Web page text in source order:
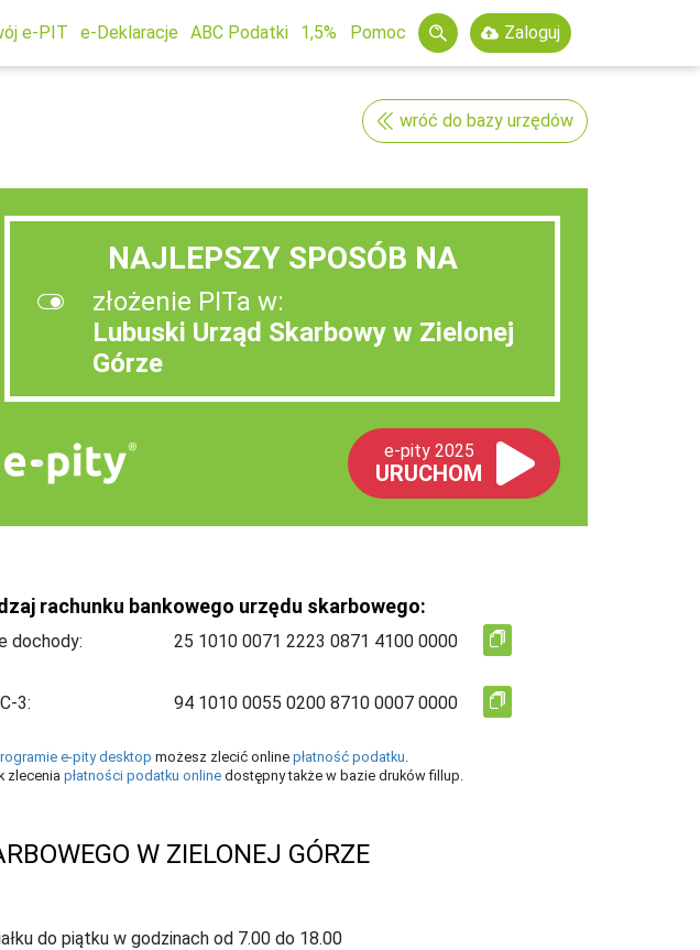
e-PIT e-Deklaracje ABC Podatki 1,5% Pomoc Zaloguj
wróć do bazy urzędów
NAJLEPSZY SPOSÓB NA
złożenie PITa w:
Lubuski Urząd Skarbowy w Zielonej
Górze
e-pity 2025
URUCHOM
rachunku bankowego urzędu skarbowego:
dochody:
3:
e-pity desktop możesz zlecić online płatność podatku
zlecenia płatności podatku online dostępny także w bazie druków fillup.
W ZIELONEJ GÓRZE
do piątku w godzinach od 7.00 do 18.00